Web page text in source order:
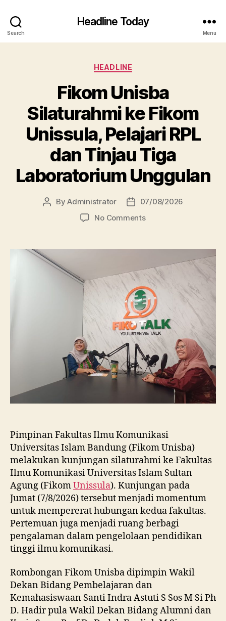
Search
Headline Today
Menu
Categories
HEADLINE
Fikom Unisba
Silaturahmi ke Fikom
Unissula, Pelajari RPL
dan Tinjau Tiga
Laboratorium Unggulan
PostByAdministrator
Post07/08/2026
No Commentson
Silaturahmi
Fikom
Unissula,
Pelajari
RPL
dan
Tinjau
Tiga
Laboratorium
Unggulan
Pimpinan Fakultas Ilmu Komunikasi
Universitas Islam Bandung (Fikom Unisba)
melakukan kunjungan silaturahmi ke Fakultas
Ilmu Komunikasi Universitas Islam Sultan
Agung (FikomUnissula). Kunjungan pada
Jumat (7/8/2026) tersebut menjadi momentum
untuk mempererat hubungan kedua fakultas.
Pertemuan juga menjadi ruang berbagi
pengalaman dalam pengelolaan pendidikan
tinggi ilmu komunikasi.
Rombongan Fikom Unisba dipimpin Wakil
Dekan Bidang Pembelajaran dan
Kemahasiswaan Santi Indra Astuti S Sos M Si Ph
D. Hadir pula Wakil Dekan Bidang Alumni dan